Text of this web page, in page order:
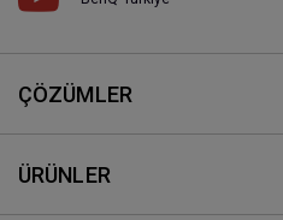
ÇÖZÜMLER
ÜRÜNLER